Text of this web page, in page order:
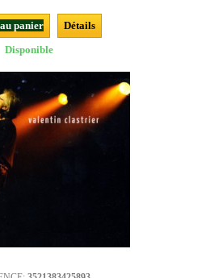
panier
Détails
Disponible